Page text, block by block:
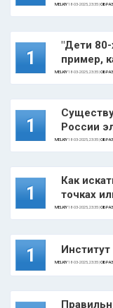
MELKIY18-03-2025, 23:35 |
1
"Дети
пример,
MELKIY18-03-2025, 23:35 |
1
России
MELKIY18-03-2025, 23:35 |
1
Как
точках
MELKIY18-03-2025, 23:35 |
1 MELKIY18-03-2025, 23:35 |